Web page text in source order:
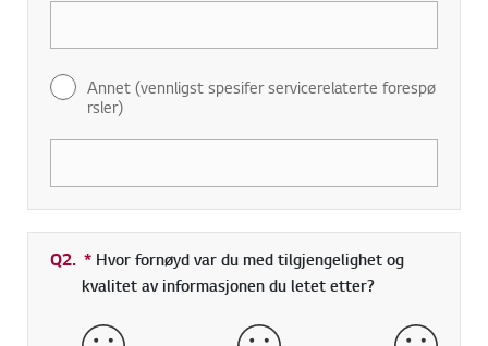
Annet (vennligst spesifer servicerelaterte forespø
rsler)
Q2. * Obligatorisk felt
Hvor fornøyd var du med tilgjengelighet og
kvalitet av informasjonen du letet etter?
veldig bra god normal